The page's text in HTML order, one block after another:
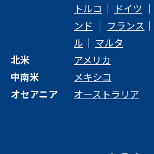
トルコ ｜ ドイツ ｜
ンド ｜ フランス ｜
ル ｜ マルタ
北米
アメリカ
中南米
メキシコ
オセアニア
オーストラリア